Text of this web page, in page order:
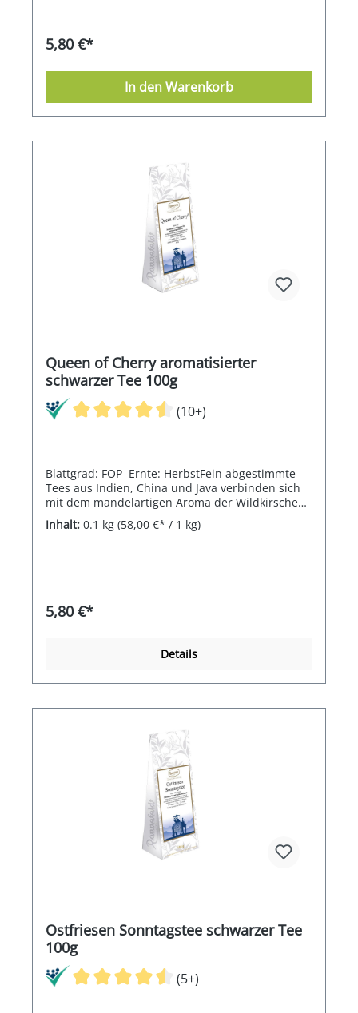
5,80 €*
In den Warenkorb
Queen of Cherry aromatisierter
schwarzer Tee 100g
(10+)
Blattgrad: FOP Ernte: HerbstFein abgestimmte
Tees aus Indien, China und Java verbinden sich
mit dem mandelartigen Aroma der Wildkirsche
zu einer köstlichen Liaison.
Inhalt: 0.1 kg (58,00 €* / 1 kg)
5,80 €*
Details
Ostfriesen Sonntagstee schwarzer Tee
100g
(5+)